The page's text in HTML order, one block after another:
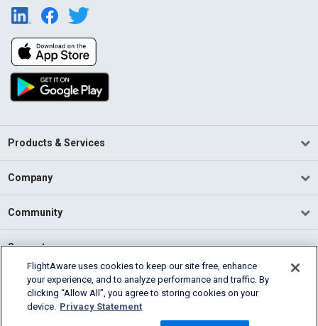
Products & Services
Company
Community
Support
English (USA)
2026 FlightAware
Cookie Settings
FlightAware uses cookies to keep our site free, enhance
your experience, and to analyze performance and traffic. By
clicking “Allow All”, you agree to storing cookies on your
device. Privacy Statement